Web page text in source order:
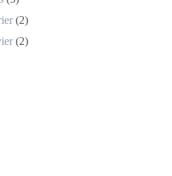
(2)
(2)